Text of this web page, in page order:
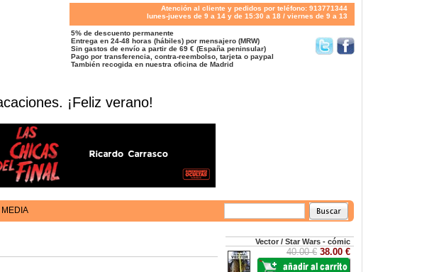
Atención al cliente y pedidos por teléfono: 913771344
lunes-jueves de 9 a 14 y de 15:30 a 18 / viernes de 9 a 13
5% de descuento permanente
Entrega en 24-48 horas (hábiles) por mensajero (MRW)
Sin gastos de envío a partir de 69 € (España peninsular)
Pago por transferencia, contra-reembolso, tarjeta o paypal
También recogida en nuestra oficina de Madrid
¡Feliz verano!
MEDIA
Vector / Star Wars - cómic
40.00 € 38.00 €